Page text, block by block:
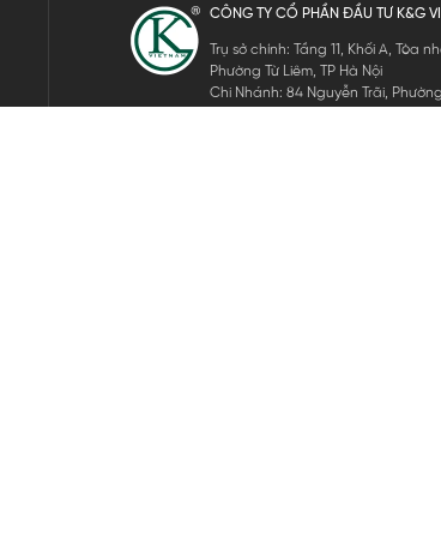
CÔNG TY CỔ PHẦN ĐẦU TƯ K&G
Trụ sở chính: Tầng 11, Khối A, Tòa
Phường Từ Liêm, TP Hà Nội
Chi Nhánh: 84 Nguyễn Trãi,